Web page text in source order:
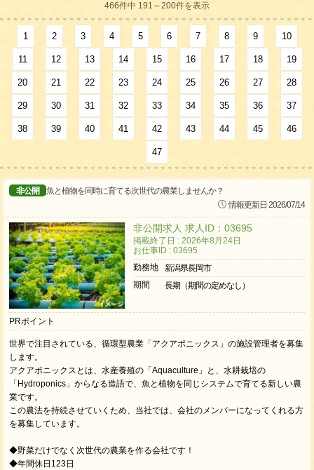
466件中 191～200件を表示
1 2 3 4 5 6 7 8 9 10
11 12 13 14 15 16 17 18 19
20 21 22 23 24 25 26 27 28
29 30 31 32 33 34 35 36 37
38 39 40 41 42 43 44 45 46
47
非公開
魚と植物を同時に育てる次世代の農業しませんか？
情報更新日 2026/07/14
非公開求人 求人ID：03695
掲載終了日 : 2026年8月24日
お仕事ID : 03695
勤務地
新潟県長岡市
期間
長期（期間の定めなし）
PRポイント
世界で注目されている、循環型農業「アクアポニックス」の施設管理者を募集
します。
アクアポニックスとは、水産養殖の「Aquaculture」と、水耕栽培の
「Hydroponics」からなる造語で、魚と植物を同じシステムで育てる新しい農
業です。
この農法を持続させていくため、当社では、会社のメンバーになってくれる方
を募集しています。
◆野菜だけでなく次世代の農業を作る会社です！
◆年間休日123日